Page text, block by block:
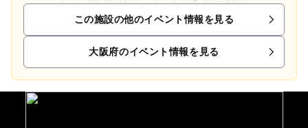
この施設の他のイベント情報を見る
大阪府のイベント情報を見る